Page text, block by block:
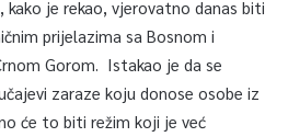
kako je rekao, vjerovatno danas biti
prijelazima sa Bosnom i
Gorom. Istakao je da se
zaraze koju donose osobe iz
će to biti režim koji je već